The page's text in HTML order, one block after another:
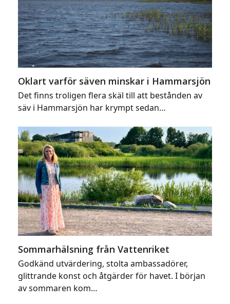
Oklart varför säven minskar i Hammarsjön
Det finns troligen flera skäl till att bestånden av
säv i Hammarsjön har krympt sedan…
Sommarhälsning från Vattenriket
Godkänd utvärdering, stolta ambassadörer,
glittrande konst och åtgärder för havet. I början
av sommaren kom…